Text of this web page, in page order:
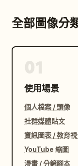
全部圖像分
使用場景
個人檔案 / 頭像
社群媒體貼文
資訊圖表 / 教育
YouTube 縮圖
漫畫 / 分鏡腳本